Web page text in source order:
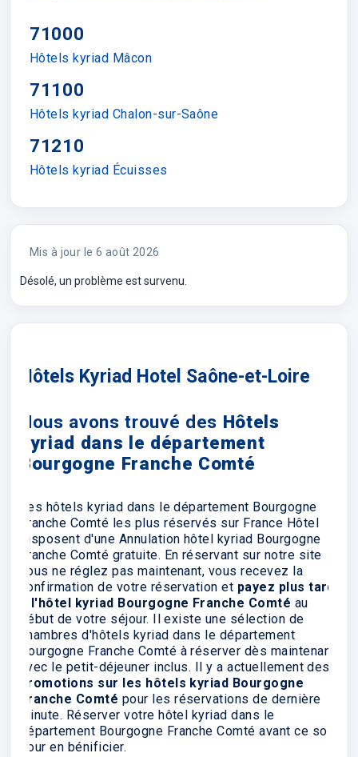
71000
Hôtels kyriad Mâcon
71100
Hôtels kyriad Chalon-sur-Saône
71210
Hôtels kyriad Écuisses
Mis à jour le 6 août 2026
Désolé, un problème est survenu.
Hôtels Kyriad Hotel Saône-et-Loire
Nous avons trouvé des Hôtels
kyriad dans le département
Bourgogne Franche Comté
Les hôtels kyriad dans le département Bourgogne
Franche Comté les plus réservés sur France Hôtel
disposent d'une Annulation hôtel kyriad Bourgogne
Franche Comté gratuite. En réservant sur notre site
vous ne réglez pas maintenant, vous recevez la
confirmation de votre réservation et payez plus tard
à l'hôtel kyriad Bourgogne Franche Comté au
début de votre séjour. Il existe une sélection de
chambres d'hôtels kyriad dans le département
Bourgogne Franche Comté à réserver dès maintenant
avec le petit-déjeuner inclus. Il y a actuellement des
promotions sur les hôtels kyriad Bourgogne
Franche Comté pour les réservations de dernière
minute. Réserver votre hôtel kyriad dans le
département Bourgogne Franche Comté avant ce soir
pour en bénificier.